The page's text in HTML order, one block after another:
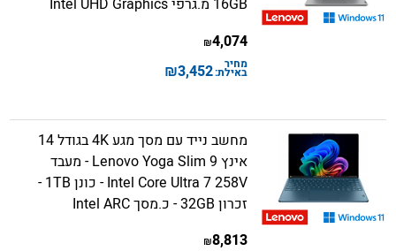
4,074
₪
מחיר
באילת:3,452
₪
מחשב נייד עם מסך מגע 4K בגודל 14
אינץ Lenovo Yoga Slim 9 - מעבד
Intel Core Ultra 7 258V - כונן 1TB -
זכרון 32GB - כ.מסך Intel ARC
8,813
₪